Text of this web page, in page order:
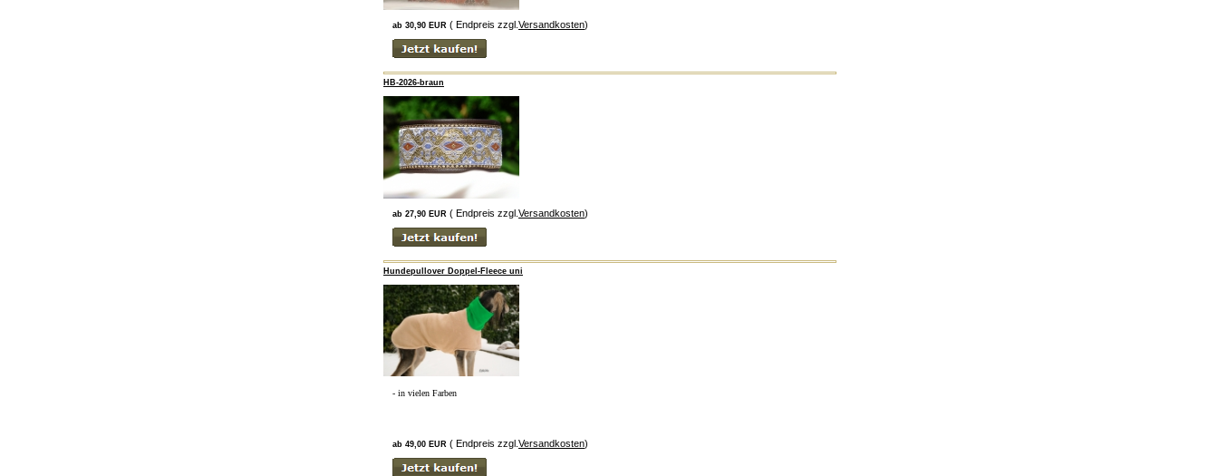
ab 30,90 EUR ( Endpreis zzgl. Versandkosten)
HB-2026-braun
ab 27,90 EUR ( Endpreis zzgl. Versandkosten)
Hundepullover Doppel-Fleece uni
- in vielen Farben
ab 49,00 EUR ( Endpreis zzgl. Versandkosten)